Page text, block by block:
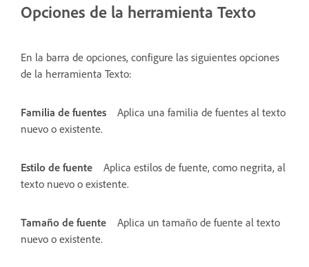
Opciones de la herramienta Texto
En la barra de opciones, configure las siguientes opciones
de la herramienta Texto:
Familia de fuentes
Aplica una familia de fuentes al texto
nuevo o existente.
Estilo de fuente
Aplica estilos de fuente, como negrita, al
texto nuevo o existente.
Tamaño de fuente
Aplica un tamaño de fuente al texto
nuevo o existente.